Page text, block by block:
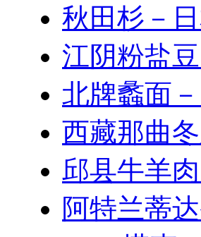
秋田杉－
江阴粉盐
北牌蠡面
西藏那曲
邱县牛羊
阿特兰蒂